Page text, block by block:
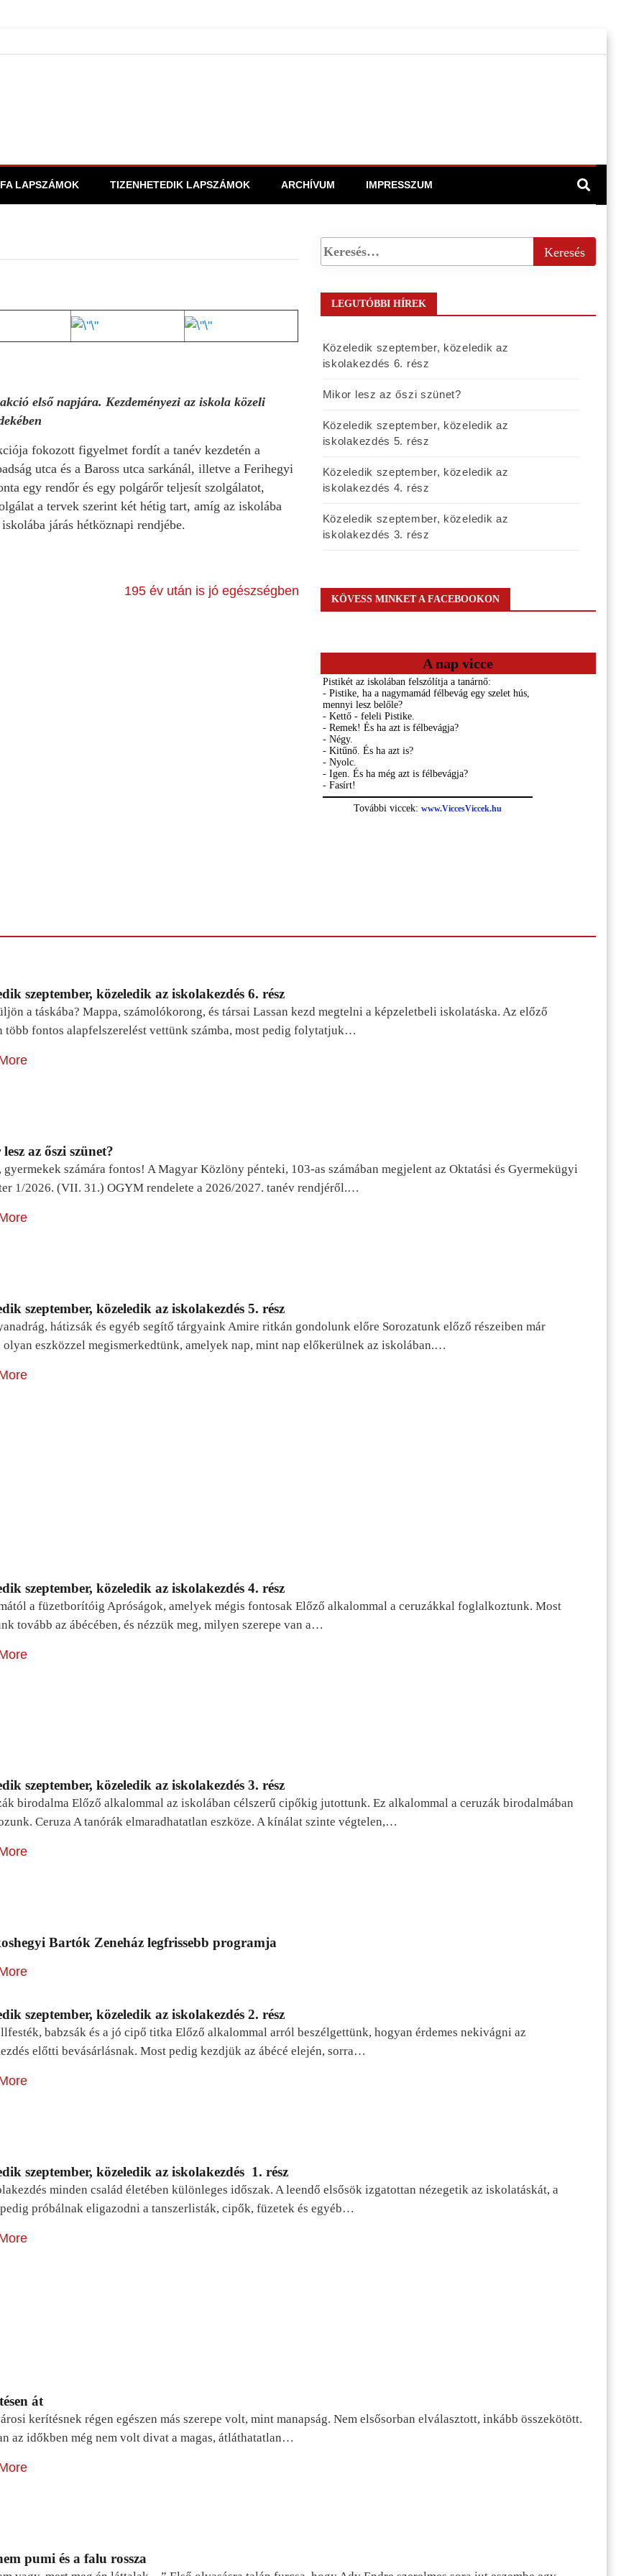
LAPSZÁMOK TIZENHETEDIK LAPSZÁMOK ARCHÍVUM IMPRESSZUM
első napjára. Kezdeményezi az iskola közeli
fokozott figyelmet fordít a tanév kezdetén a
utca és a Baross utca sarkánál, illetve a Ferihegyi
egy rendőr és egy polgárőr teljesít szolgálatot,
a tervek szerint két hétig tart, amíg az iskolába
járás hétköznapi rendjébe.
195 év után is jó egészségben
LEGUTÓBBI HÍREK
Közeledik szeptember, közeledik az
iskolakezdés 6. rész
Mikor lesz az őszi szünet?
Közeledik szeptember, közeledik az
iskolakezdés 5. rész
Közeledik szeptember, közeledik az
iskolakezdés 4. rész
Közeledik szeptember, közeledik az
iskolakezdés 3. rész
KÖVESS MINKET A FACEBOOKON
A nap vicce
szeptember, közeledik az iskolakezdés 6. rész
a táskába? Mappa, számolókorong, és társai Lassan kezd megtelni a képzeletbeli iskolatáska. Az előző
több fontos alapfelszerelést vettünk számba, most pedig folytatjuk…
az őszi szünet?
gyermekek számára fontos! A Magyar Közlöny pénteki, 103-as számában megjelent az Oktatási és Gyermekügyi
1/2026. (VII. 31.) OGYM rendelete a 2026/2027. tanév rendjéről.…
szeptember, közeledik az iskolakezdés 5. rész
hátizsák és egyéb segítő tárgyaink Amire ritkán gondolunk előre Sorozatunk előző részeiben már
olyan eszközzel megismerkedtünk, amelyek nap, mint nap előkerülnek az iskolában.…
szeptember, közeledik az iskolakezdés 4. rész
a füzetborítóig Apróságok, amelyek mégis fontosak Előző alkalommal a ceruzákkal foglalkoztunk. Most
tovább az ábécében, és nézzük meg, milyen szerepe van a…
szeptember, közeledik az iskolakezdés 3. rész
birodalma Előző alkalommal az iskolában célszerű cipőkig jutottunk. Ez alkalommal a ceruzák birodalmában
Ceruza A tanórák elmaradhatatlan eszköze. A kínálat szinte végtelen,…
Bartók Zeneház legfrissebb programja
szeptember, közeledik az iskolakezdés 2. rész
babzsák és a jó cipő titka Előző alkalommal arról beszélgettünk, hogyan érdemes nekivágni az
előtti bevásárlásnak. Most pedig kezdjük az ábécé elején, sorra…
szeptember, közeledik az iskolakezdés 1. rész
minden család életében különleges időszak. A leendő elsősök izgatottan nézegetik az iskolatáskát, a
próbálnak eligazodni a tanszerlisták, cipők, füzetek és egyéb…
át
kerítésnek régen egészen más szerepe volt, mint manapság. Nem elsősorban elválasztott, inkább összekötött.
az időkben még nem volt divat a magas, átláthatatlan…
pumi és a falu rossza